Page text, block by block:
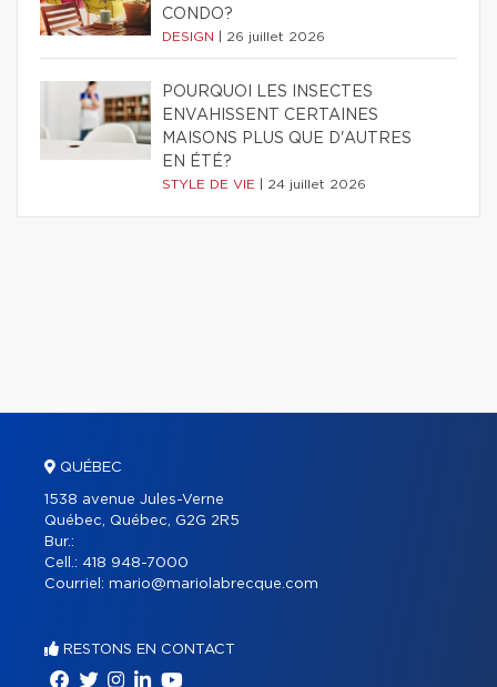
CONDO?
DESIGN 26 juillet 2026
POURQUOI LES INSECTES
ENVAHISSENT CERTAINES
MAISONS PLUS QUE D'AUTRES
EN ÉTÉ?
STYLE DE VIE 24 juillet 2026
QUÉBEC
1538 avenue Jules-Verne
Québec, Québec, G2G 2R5
Bur.:
Cell.: 418 948-7000
Courriel: mario@mariolabrecque.com
RESTONS EN CONTACT